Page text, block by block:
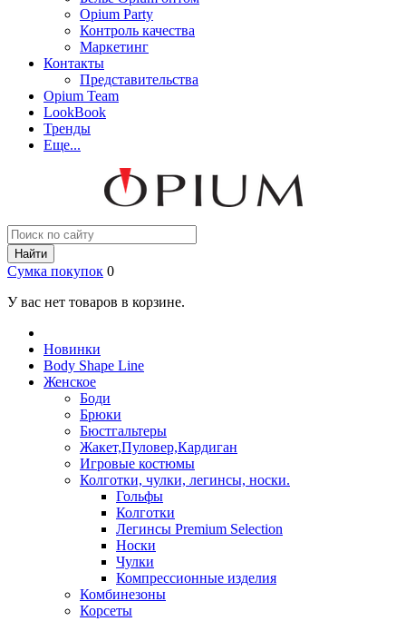
Opium Party
Контроль качества
Маркетинг
Контакты
Представительства
Opium Team
LookBook
Тренды
Еще...
Найти
Сумка покупок 0
У вас нет товаров в корзине.
Новинки
Body Shape Line
Женское
Боди
Брюки
Бюстгальтеры
Жакет,Пуловер,Кардиган
Игровые костюмы
Колготки, чулки, легинсы, носки.
Гольфы
Колготки
Легинсы Premium Selection
Носки
Чулки
Компрессионные изделия
Комбинезоны
Корсеты